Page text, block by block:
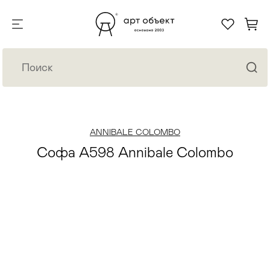
ANNIBALE COLOMBO
Софа A598 Annibale Colombo